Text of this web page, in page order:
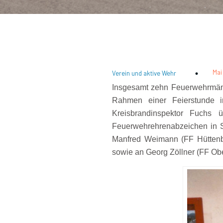
Verein und aktive Wehr
Insgesamt zehn
Rahmen einer Feierstunde
Kreisbrandinspektor
Feuerwehrehrenabzeichen in
Manfred Weimann (FF
sowie an Georg Zöllner (FF